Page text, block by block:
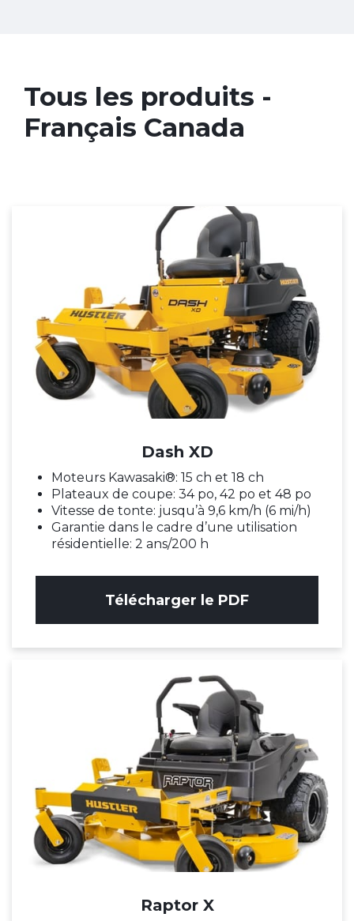
Tous les produits -
Français Canada
Dash XD
Moteurs Kawasaki®: 15 ch et 18 ch
Plateaux de coupe: 34 po, 42 po et 48 po
Vitesse de tonte: jusqu’à 9,6 km/h (6 mi/h)
Garantie dans le cadre d’une utilisation
résidentielle: 2 ans/200 h
Télécharger le PDF
Raptor X